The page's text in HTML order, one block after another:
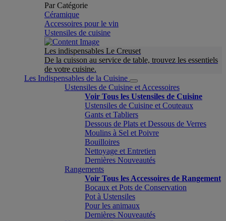
Par Catégorie
Céramique
Accessoires pour le vin
Ustensiles de cuisine
Les indispensables Le Creuset
De la cuisson au service de table, trouvez les essentiels
de votre cuisine.
Les Indispensables de la Cuisine
Ustensiles de Cuisine et Accessoires
Voir Tous les Ustensiles de Cuisine
Ustensiles de Cuisine et Couteaux
Gants et Tabliers
Dessous de Plats et Dessous de Verres
Moulins à Sel et Poivre
Bouilloires
Nettoyage et Entretien
Dernières Nouveautés
Rangements
Voir Tous les Accessoires de Rangement
Bocaux et Pots de Conservation
Pot à Ustensiles
Pour les animaux
Dernières Nouveautés